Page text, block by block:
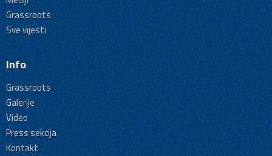
Grassroots
Sve vijesti
Info
Grassroots
Galerije
Video
Press sekcija
Kontakt